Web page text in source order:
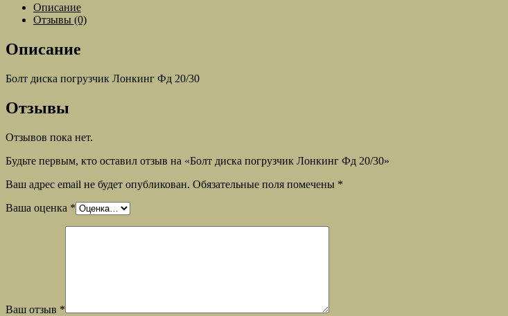
20/30
Описание
Отзывы (0)
Описание
Болт диска погрузчик Лонкинг Фд 20/30
Отзывы
Отзывов пока нет.
Будьте первым, кто оставил отзыв на «Болт диска погрузчик Лонкинг Фд 20/30»
Ваш адрес email не будет опубликован. Обязательные поля помечены *
Ваша оценка *
Ваш отзыв *